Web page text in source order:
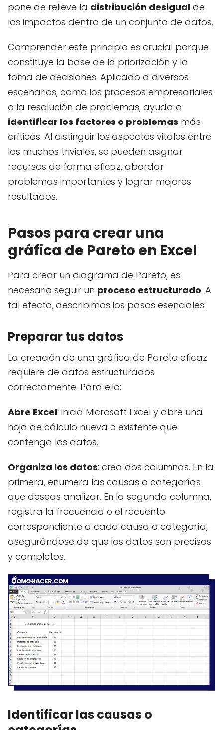
pone de relieve la distribución desigual de
los impactos dentro de un conjunto de datos.
Comprender este principio es crucial porque
constituye la base de la priorización y la
toma de decisiones. Aplicado a diversos
escenarios, como los procesos empresariales
o la resolución de problemas, ayuda a
identificar los factores o problemas más
críticos. Al distinguir los aspectos vitales entre
los muchos triviales, se pueden asignar
recursos de forma eficaz, abordar
problemas importantes y lograr mejores
resultados.
Pasos para crear una
gráfica de Pareto en Excel
Para crear un diagrama de Pareto, es
necesario seguir un proceso estructurado. A
tal efecto, describimos los pasos esenciales:
Preparar tus datos
La creación de una gráfica de Pareto eficaz
requiere de datos estructurados
correctamente. Para ello:
Abre Excel: inicia Microsoft Excel y abre una
hoja de cálculo nueva o existente que
contenga los datos.
Organiza los datos: crea dos columnas. En la
primera, enumera las causas o categorías
que deseas analizar. En la segunda columna,
registra la frecuencia o el recuento
correspondiente a cada causa o categoría,
asegurándose de que los datos son precisos
y completos.
Identificar las causas o